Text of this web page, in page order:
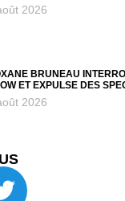
2026
BRUNEAU
ET EXPULSE DES
2026